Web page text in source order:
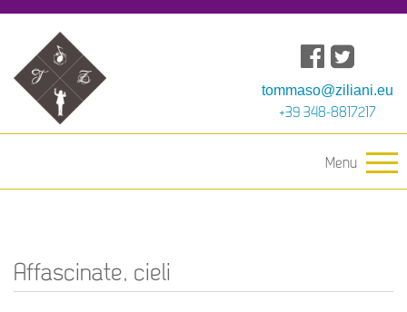
tommaso@ziliani.eu
+39 348-8817217
Menu
Affascinate, cieli